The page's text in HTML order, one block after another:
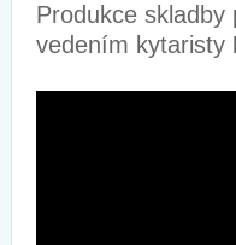
Produkce
vedením kytaristy